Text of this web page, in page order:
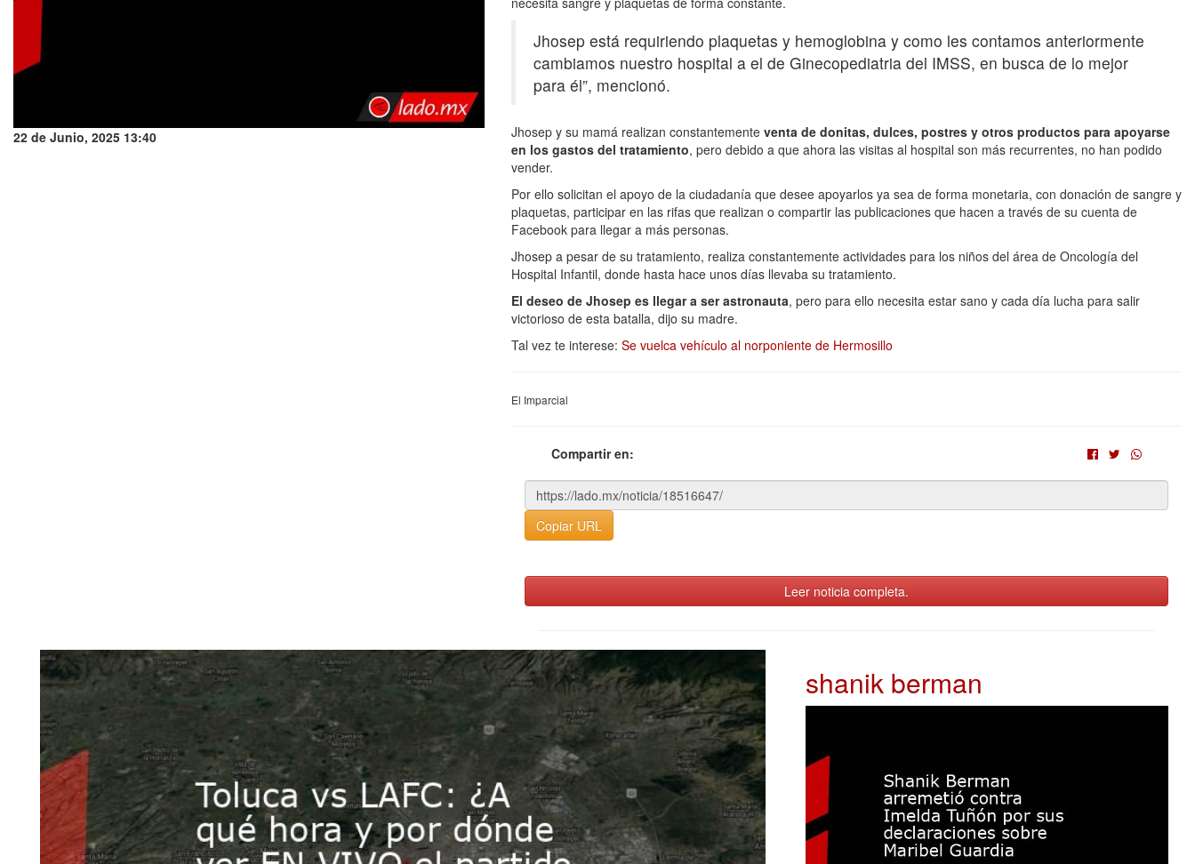
22 de Junio, 2025 13:40
Jhosep está requiriendo plaquetas y hemoglobina y como les contamos anteriormente
cambiamos nuestro hospital a el de Ginecopediatria del IMSS, en busca de lo mejor
para él”, mencionó.
Jhosep y su mamá realizan constantemente venta de donitas, dulces, postres y otros productos para apoyarse
en los gastos del tratamiento, pero debido a que ahora las visitas al hospital son más recurrentes, no han podido
vender.
Por ello solicitan el apoyo de la ciudadanía que desee apoyarlos ya sea de forma monetaria, con donación de sangre y
plaquetas, participar en las rifas que realizan o compartir las publicaciones que hacen a través de su cuenta de
Facebook para llegar a más personas.
Jhosep a pesar de su tratamiento, realiza constantemente actividades para los niños del área de Oncología del
Hospital Infantil, donde hasta hace unos días llevaba su tratamiento.
El deseo de Jhosep es llegar a ser astronauta, pero para ello necesita estar sano y cada día lucha para salir
victorioso de esta batalla, dijo su madre.
Tal vez te interese: Se vuelca vehículo al norponiente de Hermosillo
El Imparcial
Compartir en:
Copiar URL
Leer noticia completa.
shanik berman